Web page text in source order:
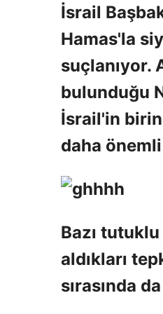
İsrail
Hamas'la
suçlanıyor.
bulunduğu
İsrail'in
daha
Bazı
aldıkları
sırasında